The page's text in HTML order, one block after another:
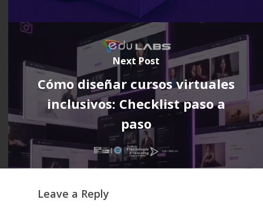
Next Post
Cómo diseñar cursos virtuales
inclusivos: Checklist paso a
paso
Leave a Reply